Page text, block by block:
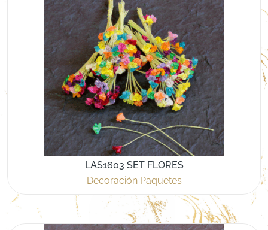
LAS1603 SET FLORES
Decoración Paquetes